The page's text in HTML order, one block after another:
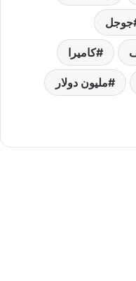
جوجل
كاميرا
مليون دولار